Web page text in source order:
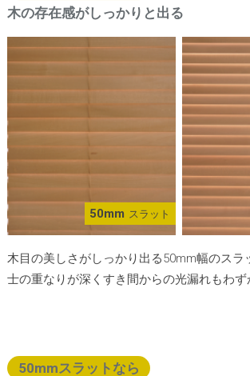
木の存在感がしっかりと出る
50mm スラット
木目の美しさがしっかり出る50mm幅のスラ
士の重なりが深くすき間からの光漏れもわず
50mmスラットなら